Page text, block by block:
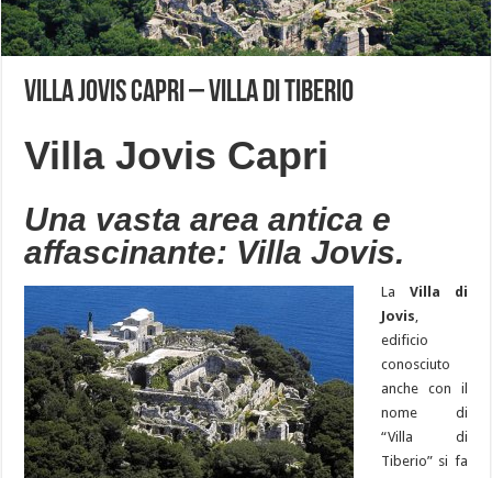
Villa Jovis Capri – Villa di Tiberio
Villa Jovis Capri
Una vasta area antica e
affascinante: Villa Jovis.
La Villa di
Jovis
edificio
conosciuto
anche con il
nome di
“Villa di
Tiberio” si fa